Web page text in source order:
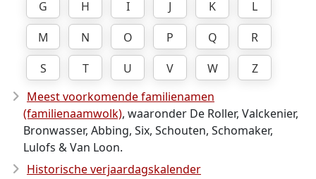
G
H I J K
L
M
N O P Q
R
S
T U V W
Z
Meest voorkomende familienamen
(familienaamwolk), waaronder De Roller, Valckenier,
Bronwasser, Abbing, Six, Schouten, Schomaker,
Lulofs & Van Loon.
Historische verjaardagskalender